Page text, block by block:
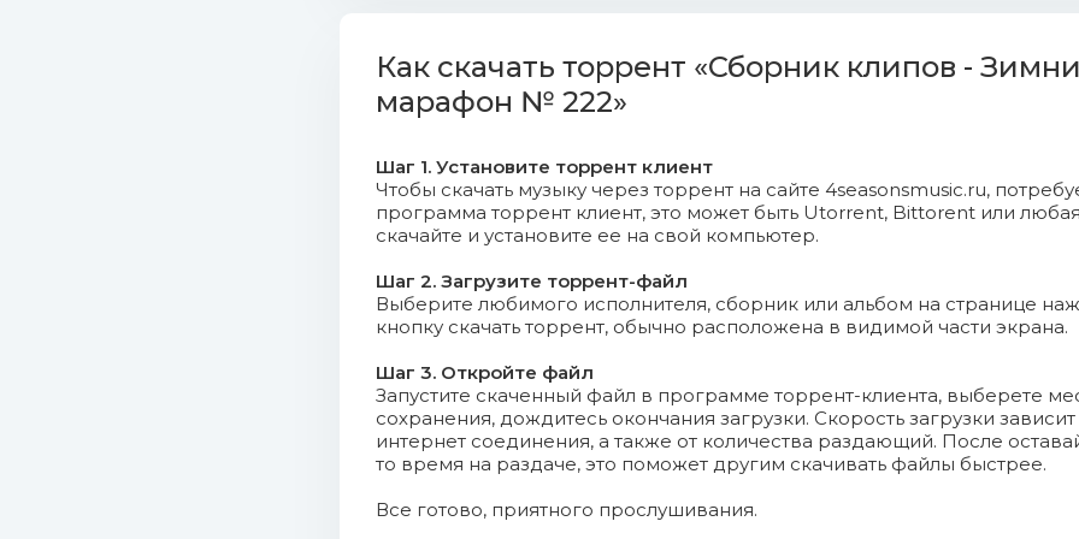
06. Dylan Scott - Crazy Over Me (Official Video).mp4 (115.83 Mb)
07. Franky - Камнем (Премьера!).mp4 (136.18 Mb)
08. Lea Rue - Sleep, For The Weak! (Lost Frequencies Remix) (Official
(110.97 Mb)
10. Of Monsters And Men - Wolves Without Teeth (Official Video).mp4
11. One Direction - History (Official Video).mp4 (108.07 Mb)
12. Saha - Всего лишь три слова (Simply three words)
Mb)
13. The Chemical Brothers ft. Beck - Wide Open (Official Video).mp4
Как скачать торрент «Сборник клипов -
марафон № 222»
Шаг 1. Установите торрент клиент
Чтобы скачать музыку через торрент на сайте 4seasonsmusic.ru,
программа торрент клиент, это может быть Utorrent, Bittorent или
скачайте и установите ее на свой компьютер.
Шаг 2. Загрузите торрент-файл
Выберите любимого исполнителя, сборник или альбом на странице
кнопку скачать торрент, обычно расположена в видимой части экрана.
Шаг 3. Откройте файл
Запустите скаченный файл в программе торрент-клиента, выберете
сохранения, дождитесь окончания загрузки. Скорость загрузки
интернет соединения, а также от количества раздающий. После
то время на раздаче, это поможет другим скачивать файлы быстрее.
Все готово, приятного прослушивания.